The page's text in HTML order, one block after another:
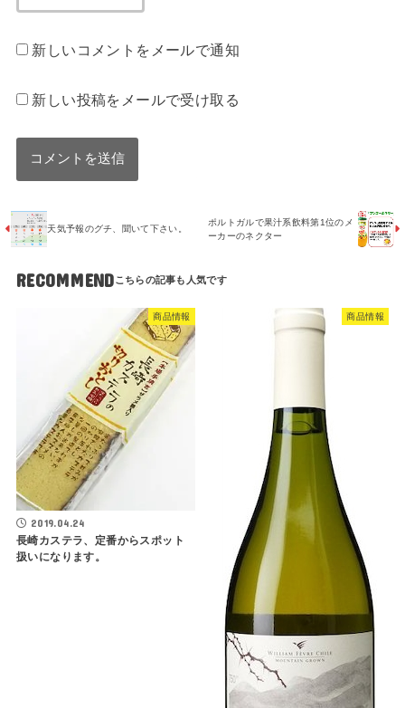
新しいコメントをメールで通知
新しい投稿をメールで受け取る
天気予報のグチ、聞いて下さい。
ポルトガルで果汁系飲料第1位のメ
ーカーのネクター
RECOMMEND
商品情報
2019.04.24
長崎カステラ、定番からスポット
扱いになります。
商品情報